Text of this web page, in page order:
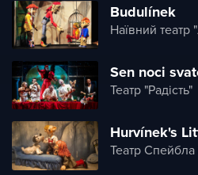
Budulínek
Наївний театр
Sen noci
Театр "Радість"
Hurvínek's
Театр Спейбла